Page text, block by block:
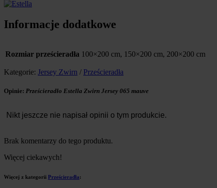
Informacje dodatkowe
Rozmiar prześcieradła 100×200 cm, 150×200 cm, 200×200 cm
Kategorie: Jersey Zwirn / Prześcieradła
Opinie: Prześcieradło Estella Zwirn Jersey 065 mauve
Nikt jeszcze nie napisał opinii o tym produkcie.
Brak komentarzy do tego produktu.
Więcej ciekawych!
Więcej z kategorii Prześcieradła: